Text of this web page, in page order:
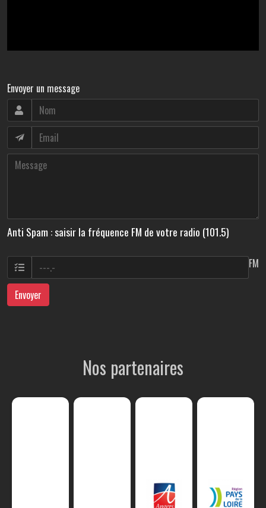
Envoyer un message
Anti Spam : saisir la fréquence FM de votre radio (101.5)
FM
Envoyer
Nos partenaires